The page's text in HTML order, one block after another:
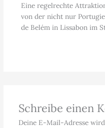
Eine regelrechte
von der nicht nur
de Belém in Lissabon im
Schreibe einen
Deine E-Mail-Adresse